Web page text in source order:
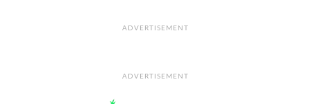
ADVERTISEMENT
ADVERTISEMENT